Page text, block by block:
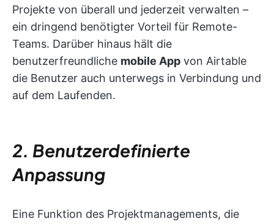
Projekte von überall und jederzeit verwalten –
ein dringend benötigter Vorteil für Remote-
Teams. Darüber hinaus hält die
benutzerfreundliche mobile App von Airtable
die Benutzer auch unterwegs in Verbindung und
auf dem Laufenden.
2. Benutzerdefinierte
Anpassung
Eine Funktion des Projektmanagements, die